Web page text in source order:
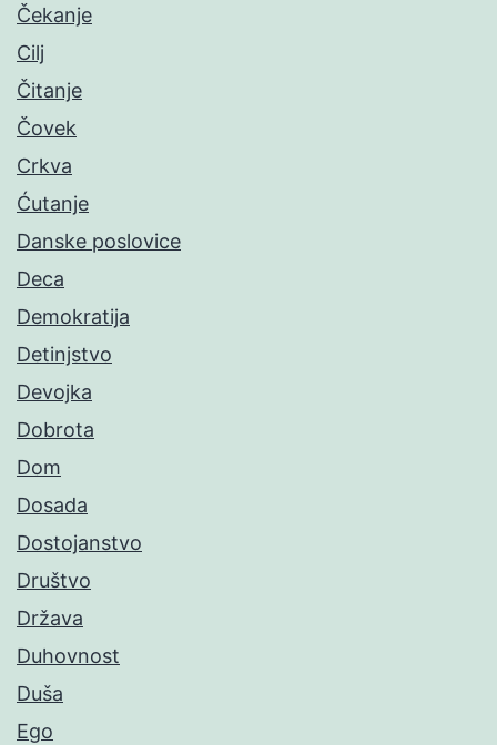
Čekanje
Cilj
Čitanje
Čovek
Crkva
Ćutanje
Danske poslovice
Deca
Demokratija
Detinjstvo
Devojka
Dobrota
Dom
Dosada
Dostojanstvo
Društvo
Država
Duhovnost
Duša
Ego